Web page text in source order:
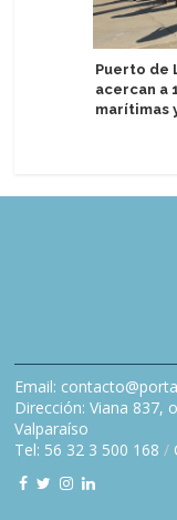
Puerto de
acercan a
marítimas
Email:
Dirección: Viana 837,
Valparaíso
Tel: 56 32 3 500 168 /